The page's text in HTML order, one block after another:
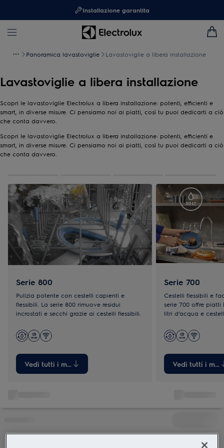
Installazione garantita
Panoramica lavastoviglie Lavastoviglie a libera installazione
Lavastoviglie a libera installazione
Scopri le lavastoviglie Electrolux a libera installazione: potenti, efficienti e
smart, in diverse misure. Ci pensiamo noi ai piatti, così tu puoi dedicarti a ciò
che conta davvero.
Scopri le lavastoviglie Electrolux a libera installazione: potenti, efficienti e
smart, in diverse misure. Ci pensiamo noi ai piatti, così tu puoi dedicarti a ciò
che conta davvero.
Serie 800
Pulizia potente con cestelli capienti e
flessibili. La serie 800 rimuove residui
incrostati e secchi grazie ai cestelli flessibili.
Vedi tutti i modelli
Serie 700
Cestelli flessibili e
serie 700 offre
litri d’acqua e
Vedi tutti i